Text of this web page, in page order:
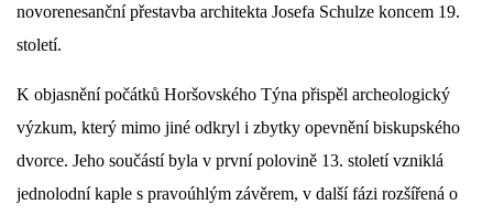
tel. 773 916 275
info@domdej.cz
--------------------------------------------------------------
Tento projekt je realizován za finanční podpory
novorenesanční přestavba architekta Josefa Schulze koncem 19.
století.
K objasnění počátků Horšovského Týna přispěl archeologický
výzkum, který mimo jiné odkryl i zbytky opevnění biskupského
dvorce. Jeho součástí byla v první polovině 13. století vzniklá
jednolodní kaple s pravoúhlým závěrem, v další fázi rozšířená o